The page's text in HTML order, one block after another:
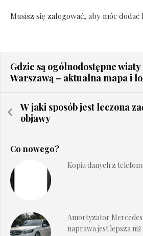
Musisz się zalogować, aby móc
Gdzie są ogólnodostępne
Warszawą – aktualna mapa i
W jaki sposób jest leczona
objawy
Co nowego?
Kopia danych z
Amortyzator Mercedes
naprawa jest lepsza niż